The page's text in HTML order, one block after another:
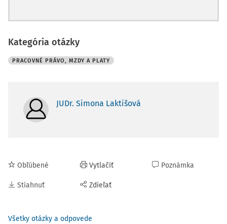
Kategória otázky
PRACOVNÉ PRÁVO, MZDY A PLATY
JUDr. Simona Laktišová
Obľúbené
Stiahnuť
Vytlačiť
Zdieľať
Poznámka
Všetky otázky a odpovede